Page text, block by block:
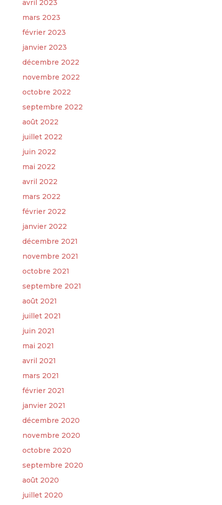
avril 2023
mars 2023
février 2023
janvier 2023
décembre 2022
novembre 2022
octobre 2022
septembre 2022
août 2022
juillet 2022
juin 2022
mai 2022
avril 2022
mars 2022
février 2022
janvier 2022
décembre 2021
novembre 2021
octobre 2021
septembre 2021
août 2021
juillet 2021
juin 2021
mai 2021
avril 2021
mars 2021
février 2021
janvier 2021
décembre 2020
novembre 2020
octobre 2020
septembre 2020
août 2020
juillet 2020